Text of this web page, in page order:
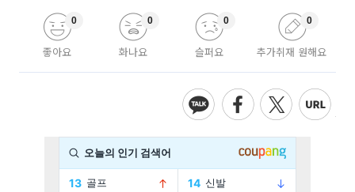
좋아요
0
화나요
0
슬퍼요
0
추가취재 원해요
0